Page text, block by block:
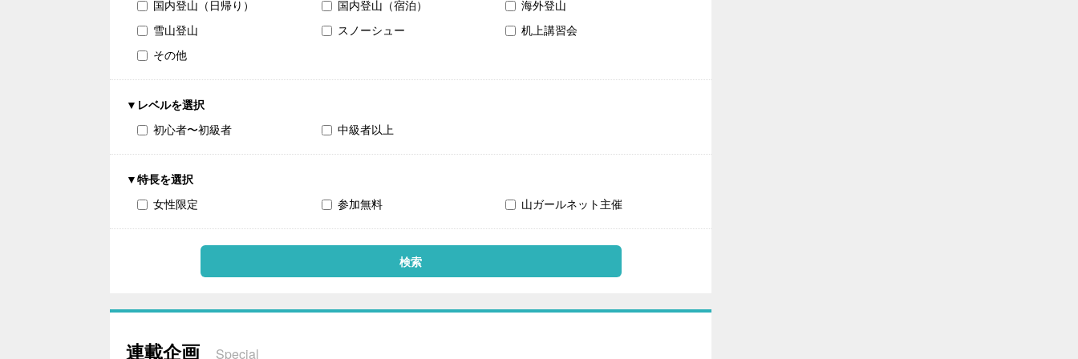
国内登山（日帰り）
国内登山（宿泊）
海外登山
雪山登山
スノーシュー
机上講習会
その他
▼レベルを選択
初心者〜初級者
中級者以上
▼特長を選択
女性限定
参加無料 山ガールネット主催
検索
連載企画 Special